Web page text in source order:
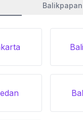
Balikpapan